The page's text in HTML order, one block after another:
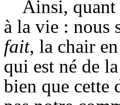
Ainsi, quant
à la vie : nous
fait, la chair
qui est né de
bien que cette